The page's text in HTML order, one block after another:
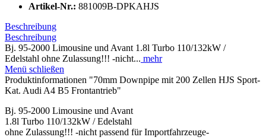
Artikel-Nr.: 881009B-DPKAHJS
Beschreibung
Beschreibung
Bj. 95-2000 Limousine und Avant 1.8l Turbo 110/132kW /
Edelstahl ohne Zulassung!!! -nicht... mehr
Menü schließen
Produktinformationen "70mm Downpipe mit 200 Zellen HJS Sport-
Kat. Audi A4 B5 Frontantrieb"
Bj. 95-2000 Limousine und Avant
1.8l Turbo 110/132kW / Edelstahl
ohne Zulassung!!! -nicht passend für Importfahrzeuge-